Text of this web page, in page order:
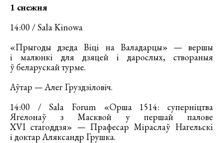
1 снежня
14:00 / Sala Kinowa
«Прыгоды дзеда Віці на Валадарцы» — вершы
і малюнкі для дзяцей і дарослых, створаныя
ў беларускай турме.
Аўтар — Алег Груздзіловіч.
14:00 / Sala Forum «Орша 1514: суперніцтва
Ягелонаў з Масквой у першай палове
XVI стагоддзя» — Прафесар Міраслаў Нагельскі
і доктар Аляксандр Грушка.